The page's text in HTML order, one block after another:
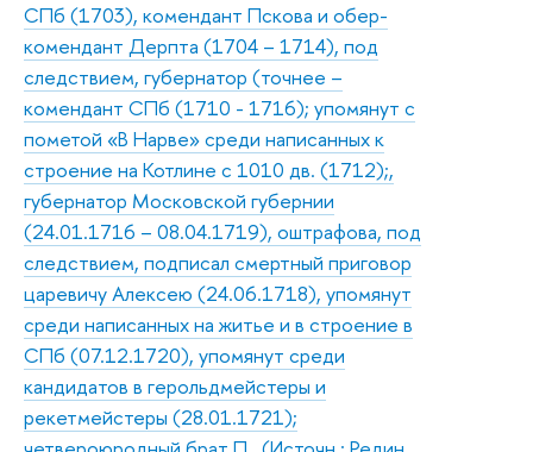
СПб (1703), комендант Пскова и обер-
комендант Дерпта (1704 – 1714), под
следствием, губернатор (точнее –
комендант СПб (1710 - 1716); упомянут с
пометой «В Нарве» среди написанных к
строение на Котлине с 1010 дв. (1712);,
губернатор Московской губернии
(24.01.1716 – 08.04.1719), оштрафова, под
следствием, подписал смертный приговор
царевичу Алексею (24.06.1718), упомянут
среди написанных на житье и в строение в
СПб (07.12.1720), упомянут среди
кандидатов в герольдмейстеры и
рекетмейстеры (28.01.1721);